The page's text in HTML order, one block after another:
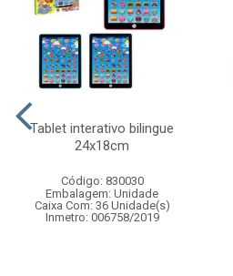
Tablet interativo bilingue
24x18cm
Código: 830030
Embalagem: Unidade
Caixa Com: 36 Unidade(s)
Inmetro: 006758/2019